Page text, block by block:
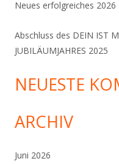
Neues erfolgreiches 2026
Abschluss des DEIN IST
JUBILÄUMJAHRES 2025
NEUESTE
ARCHIV
Juni 2026